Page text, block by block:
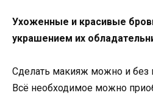
Ухоженные и красивые
украшением их
Сделать макияж можно и без
Всё необходимое можно